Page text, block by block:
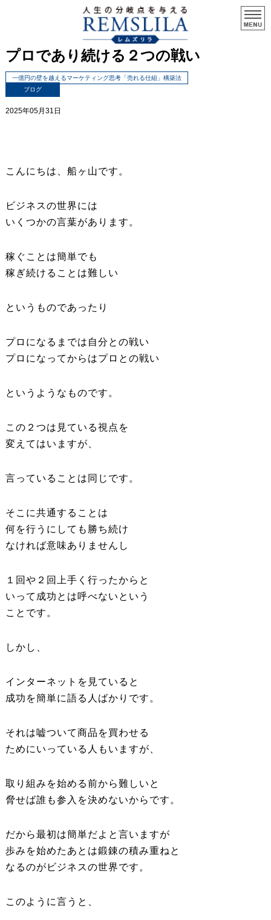
プロであり続ける２つの戦い
一億円の壁を越えるマーケティング思考「売れる仕組」構築法
ブログ
2025年05月31日
こんにちは、船ヶ山です。
ビジネスの世界には
いくつかの言葉があります。
稼ぐことは簡単でも
稼ぎ続けることは難しい
というものであったり
プロになるまでは自分との戦い
プロになってからはプロとの戦い
というようなものです。
この２つは見ている視点を
変えてはいますが、
言っていることは同じです。
そこに共通することは
何を行うにしても勝ち続け
なければ意味ありませんし
１回や２回上手く行ったからと
いって成功とは呼べないという
ことです。
しかし、
インターネットを見ていると
成功を簡単に語る人ばかりです。
それは嘘ついて商品を買わせる
ためにいっている人もいますが、
取り組みを始める前から難しいと
脅せば誰も参入を決めないからです。
だから最初は簡単だよと言いますが
歩みを始めたあとは鍛錬の積み重ねと
なるのがビジネスの世界です。
このように言うと、